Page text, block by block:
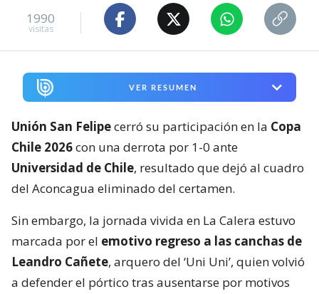
1990
visitas
VER RESUMEN
Unión San Felipecerró su participación en la Copa
Chile 2026con una derrota por 1-0 ante
Universidad de Chile, resultado que dejó al cuadro
del Aconcagua eliminado del certamen.
Sin embargo, la jornada vivida en La Calera estuvo
marcada por el emotivo regreso a las canchas de
Leandro Cañete, arquero del ‘Uni Uni’, quien volvió
a defender el pórtico tras ausentarse por motivos